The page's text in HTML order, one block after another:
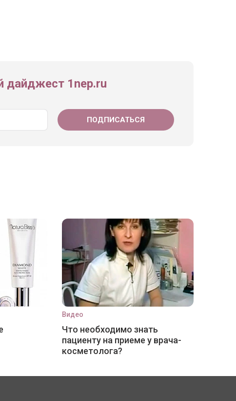
дайджест 1nep.ru
Видео
Что необходимо знать
пациенту на приеме у врача-
косметолога?